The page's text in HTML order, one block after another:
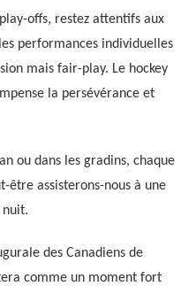
offs, restez attentifs aux
performances individuelles
mais fair-play. Le hockey
la persévérance et
ou dans les gradins, chaque
être assisterons-nous à une
nuit.
des Canadiens de
comme un moment fort